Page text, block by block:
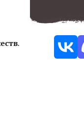
.